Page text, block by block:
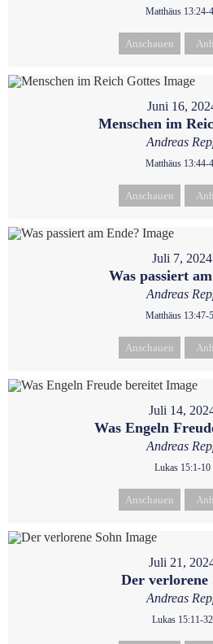
Matthäus 13:24-
Anschauen
Juni 16,
Menschen im
Andreas
Matthäus 13:44-
Anschauen
Juli 7, 2024
Was passiert
Andreas
Matthäus 13:47-
Anschauen
Juli 14,
Was Engeln
Andreas
Lukas 15:1-10
Anschauen
Juli 21,
Der verlorene
Andreas
Lukas 15:11-32